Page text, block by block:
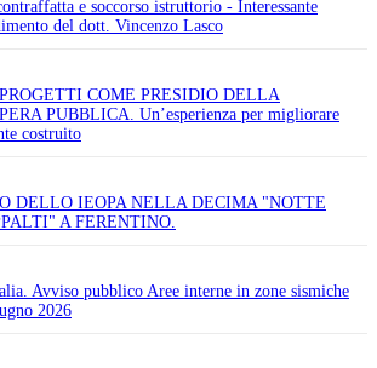
e soccorso istruttorio - Interessante
del dott. Vincenzo Lasco
COME PRESIDIO DELLA
PUBBLICA. Un’esperienza per migliorare
costruito
DELLO IEOPA NELLA DECIMA "NOTTE
A FERENTINO.
Avviso pubblico Aree interne in zone sismiche
2026